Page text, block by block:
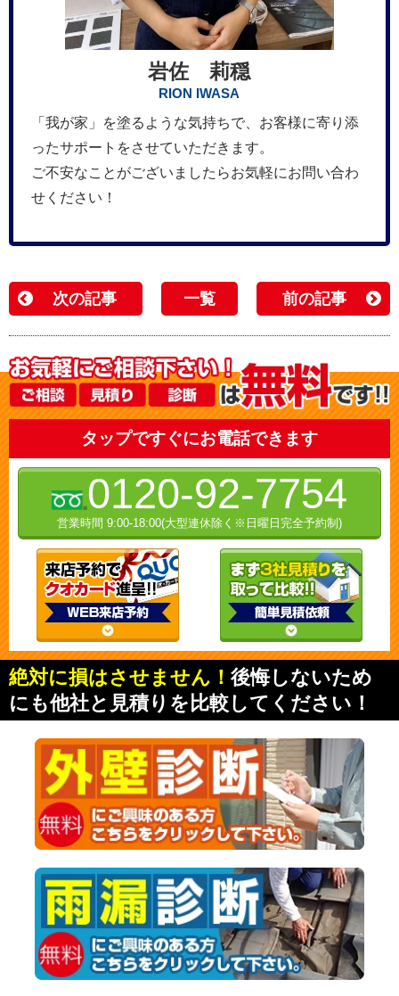
岩佐 莉穏
RION IWASA
「我が家」を塗るような気持ちで、お客様に寄り添
ったサポートをさせていただきます。
ご不安なことがございましたらお気軽にお問い合わ
せください！
次の記事 一覧 前の記事
タップですぐにお電話できます
0120-92-7754
営業時間 9:00-18:00(大型連休除く※日曜日完全予約制)
絶対に損はさせません！ 後悔しないため
にも他社と見積りを比較してください！